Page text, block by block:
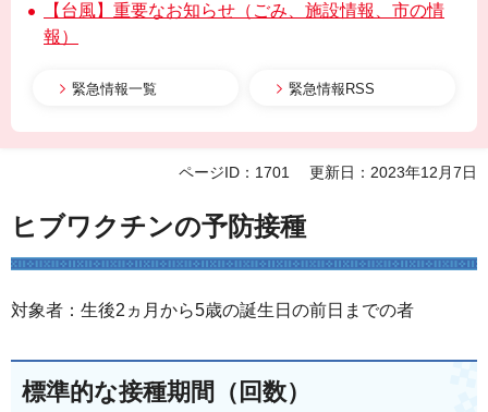
【台風】重要なお知らせ（ごみ、施設情報、市の情
報）
緊急情報一覧 緊急情報RSS
ページID：1701 更新日：2023年12月7日
ヒブワクチンの予防接種
対象者：生後2ヵ月から5歳の誕生日の前日までの者
標準的な接種期間（回数）